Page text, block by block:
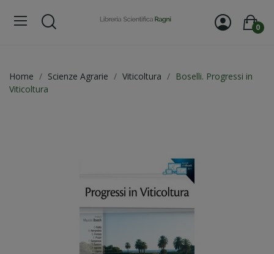
0
Home Scienze Agrarie Viticoltura
Boselli. Progressi in
Viticoltura